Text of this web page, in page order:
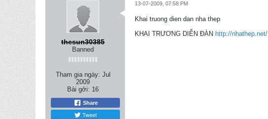
thesun30385
Banned
Tham gia ngày: Jul
2009
Bài gởi: 16
Share
Tweet
13-07-2009, 07:58 PM
Khai truong dien dan nha thep
KHAI TRƯƠNG DIỄN ĐÀN http://nhathep.net/